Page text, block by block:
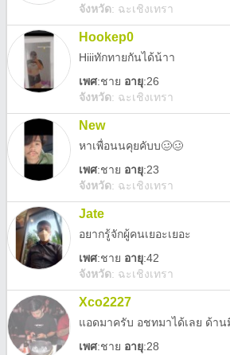
จังหวัด: ฉะเชิงเทรา
Hookep0
Hiiiทักทายกันได้น้าา
เพศ:ชาย อายุ:26
จังหวัด: ฉะเชิงเทรา
New
หาเพื่อนนคุยคับบ🥴🥴
เพศ:ชาย อายุ:23
จังหวัด: ฉะเชิงเทรา
Jate
อยากรู้จักผู้คนเยอะเยอะ
เพศ:ชาย อายุ:42
จังหวัด: ฉะเชิงเทรา
Xco2227
แอดมาครับ อชทมาได้เลย ด้า
เพศ:ชาย อายุ:28